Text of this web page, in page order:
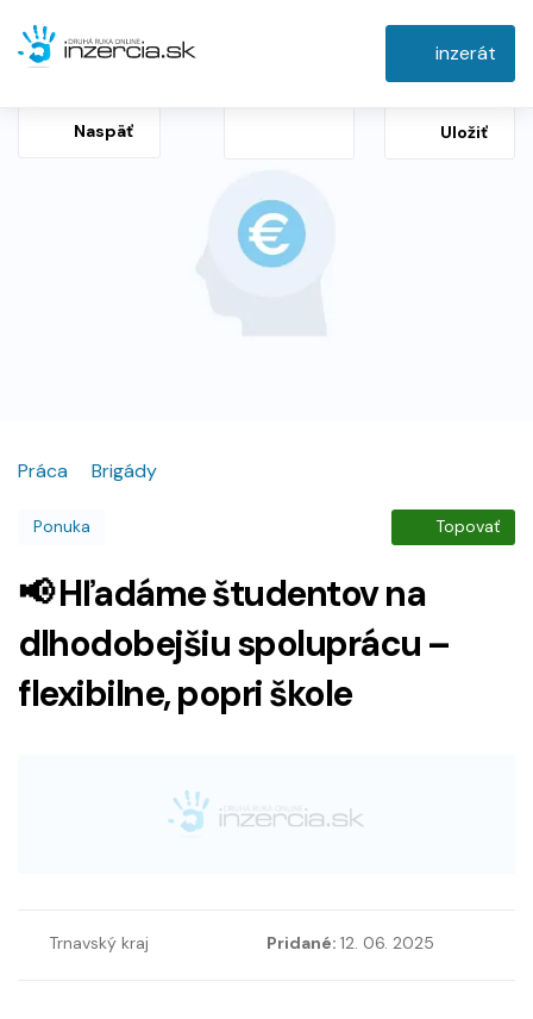
inzerát
Naspäť Uložiť
Práca Brigády
Ponuka Topovať
📢 Hľadáme študentov na
dlhodobejšiu spoluprácu –
flexibilne, popri škole
Trnavský kraj Pridané: 12. 06. 2025